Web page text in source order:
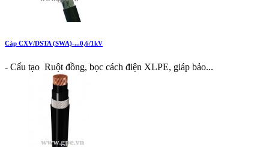
Cáp CXV/DSTA (SWA)-...0,6/1kV
- Cấu tạo Ruột đồng, bọc cách điện XLPE, giáp bảo...